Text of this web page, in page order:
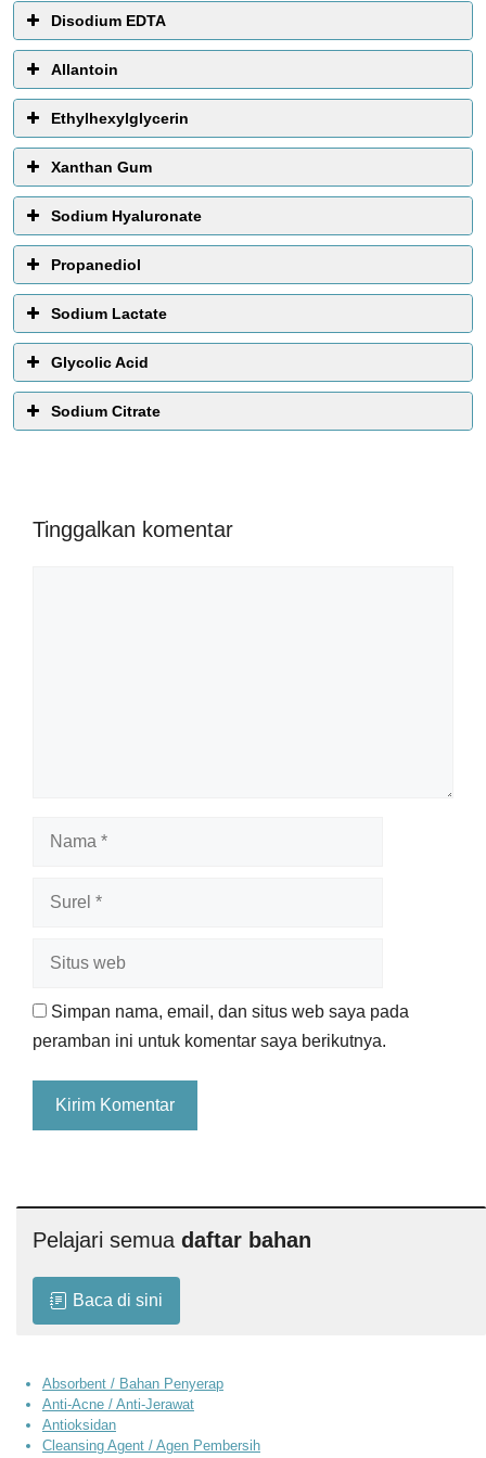
Disodium EDTA
Allantoin
Ethylhexylglycerin
Xanthan Gum
Sodium Hyaluronate
Propanediol
Sodium Lactate
Glycolic Acid
Sodium Citrate
Tinggalkan komentar
Simpan nama, email, dan situs web saya pada
peramban ini untuk komentar saya berikutnya.
Pelajari semua daftar bahan
Baca di sini
Absorbent / Bahan Penyerap
Anti-Acne / Anti-Jerawat
Antioksidan
Cleansing Agent / Agen Pembersih